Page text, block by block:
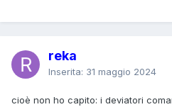
reka
Inserita: 31 maggio 2024
cioè non ho capito: i deviatori